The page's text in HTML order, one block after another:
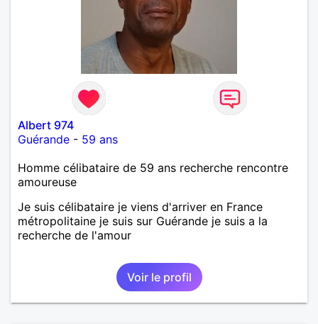
Albert 974
Guérande - 59 ans
Homme célibataire de 59 ans recherche rencontre
amoureuse
Je suis célibataire je viens d'arriver en France
métropolitaine je suis sur Guérande je suis a la
recherche de l'amour
Voir le profil